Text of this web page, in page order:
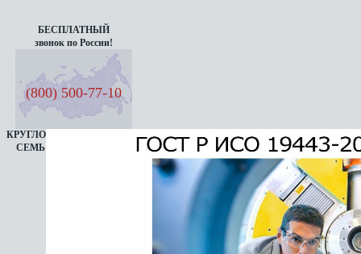
БЕСПЛАТНЫЙ
звонок по России!
(800) 500-77-10
КРУГЛОСУТОЧНАЯ ЛИНИЯ
СЕМЬ ДНЕЙ В НЕДЕЛЮ